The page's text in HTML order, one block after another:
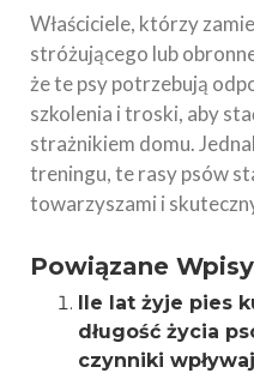
Właściciele, którzy
stróżującego lub
że te psy potrzebują
szkolenia i troski, aby
strażnikiem domu.
treningu, te rasy psów
towarzyszami i
Powiązane
Ile lat żyje pies
długość życia
czynniki